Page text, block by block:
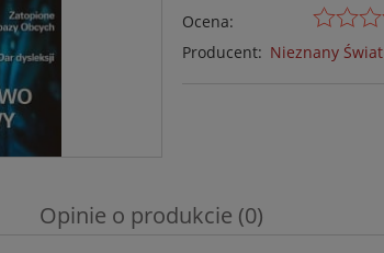
Ocena:
Producent: Nieznany Świat
Opinie o produkcie (0)